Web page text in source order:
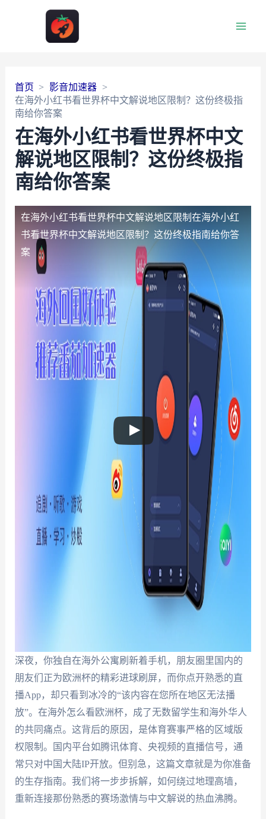
首页
影音加速器
在海外小红书看世界杯中文解说地区限制？这份终极指
南给你答案
在海外小红书看世界杯中文
解说地区限制？这份终极指
南给你答案
在海外小红书看世界杯中文解说地区限制 在海外小红
书看世界杯中文解说地区限制？这份终极指南给你答
案
深夜，你独自在海外公寓刷新着手机，朋友圈里国内的
朋友们正为欧洲杯的精彩进球刷屏，而你点开熟悉的直
播App，却只看到冰冷的“该内容在您所在地区无法播
放”。在海外怎么看欧洲杯，成了无数留学生和海外华人
的共同痛点。这背后的原因，是体育赛事严格的区域版
权限制。国内平台如腾讯体育、央视频的直播信号，通
常只对中国大陆IP开放。但别急，这篇文章就是为你准备
的生存指南。我们将一步步拆解，如何绕过地理高墙，
重新连接那份熟悉的赛场激情与中文解说的热血沸腾。